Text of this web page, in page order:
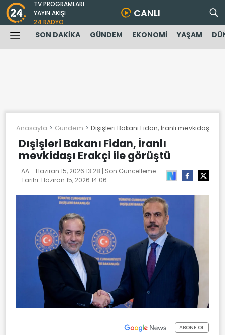
TV PROGRAMLARI
YAYIN AKIŞI
24 RADYO
CANLI
SON DAKİKA GÜNDEM EKONOMİ YAŞAM
Anasayfa Gundem Dışişleri Bakanı Fidan, İranlı mevkidaşı
Dışişleri Bakanı Fidan, İranlı
mevkidaşı Erakçi ile görüştü
AA - Haziran 15, 2026 13:28 | Son Güncelleme
Tarihi: Haziran 15, 2026 14:06
ABONE OL